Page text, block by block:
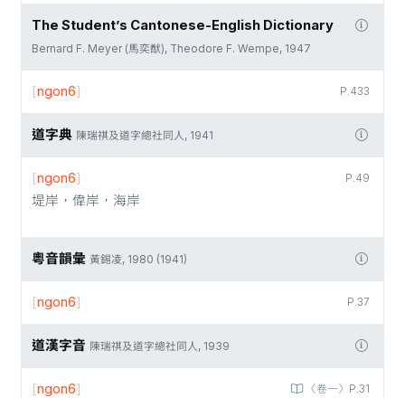
The Student’s Cantonese-English Dictionary
Bernard F. Meyer (馬奕猷), Theodore F. Wempe, 1947
P.433
[ngon6]
道字典 陳瑞祺及道字總社同人, 1941
P.49
[ngon6]
堤岸，偉岸，海岸
粵音韻彙 黃錫凌, 1980 (1941)
P.37
[ngon6]
道漢字音 陳瑞祺及道字總社同人, 1939
〈卷一〉P.31
[ngon6]